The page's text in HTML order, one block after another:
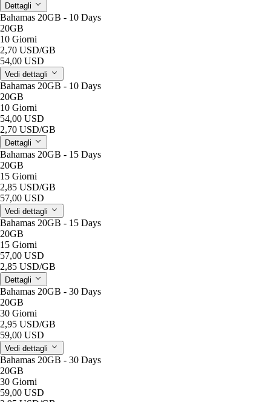
Dettagli
Bahamas 20GB - 10 Days
20GB
10 Giorni
2,70 USD/GB
54,00 USD
Vedi dettagli
Bahamas 20GB - 10 Days
20GB
10 Giorni
54,00 USD
2,70 USD/GB
Dettagli
Bahamas 20GB - 15 Days
20GB
15 Giorni
2,85 USD/GB
57,00 USD
Vedi dettagli
Bahamas 20GB - 15 Days
20GB
15 Giorni
57,00 USD
2,85 USD/GB
Dettagli
Bahamas 20GB - 30 Days
20GB
30 Giorni
2,95 USD/GB
59,00 USD
Vedi dettagli
Bahamas 20GB - 30 Days
20GB
30 Giorni
59,00 USD